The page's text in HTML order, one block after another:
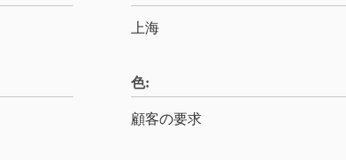
上海
色:
顧客の要求